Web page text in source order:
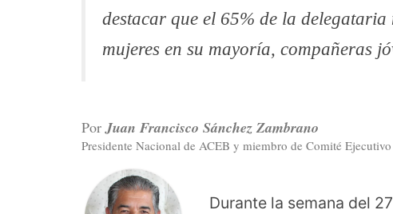
destacar que el 65% de la
mujeres en su mayoría, compañeras
PorJuan Francisco Sánchez Zambrano
Presidente Nacional de ACEB y miembro de Comité
Durante la semana del